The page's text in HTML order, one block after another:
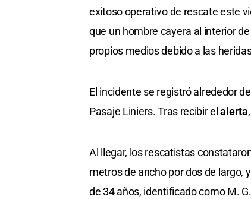
exitoso operativo de rescate este
que un hombre cayera al interior de
propios medios debido a las
El incidente se registró alrededor
Pasaje Liniers. Tras recibir elalerta
Al llegar, los rescatistas
metros de ancho por dos de largo,
de 34 años, identificado como M.